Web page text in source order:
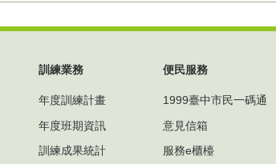
訓練業務
年度訓練計畫
年度班期資訊
訓練成果統計
便民服務
1999臺中市民一碼通
意見信箱
服務e櫃檯